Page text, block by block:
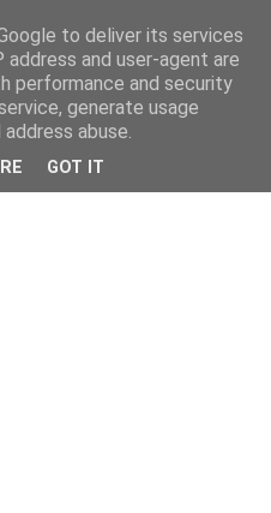
to deliver its services
and user-agent are
performance and security
generate usage
abuse.
GOT IT